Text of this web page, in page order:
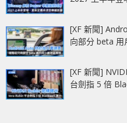
[XF 新聞]
向部分 beta 用
[XF 新聞]
台劍指 5 倍